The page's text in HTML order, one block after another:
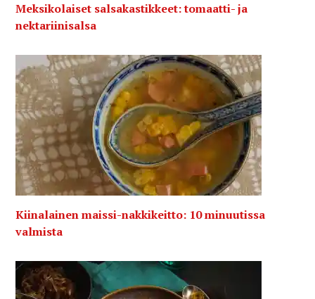
Meksikolaiset salsakastikkeet: tomaatti- ja
nektariinisalsa
Kiinalainen maissi-nakkikeitto: 10 minuutissa
valmista